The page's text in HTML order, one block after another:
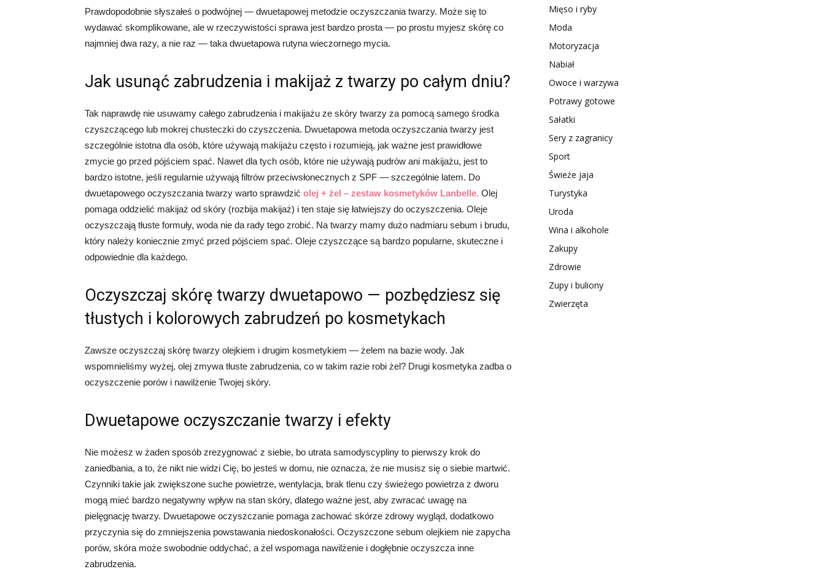
Prawdopodobnie słyszałeś o podwójnej — dwuetapowej metodzie oczyszczania twarzy. Może się to
wydawać skomplikowane, ale w rzeczywistości sprawa jest bardzo prosta — po prostu myjesz skórę co
najmniej dwa razy, a nie raz — taka dwuetapowa rutyna wieczornego mycia.
Jak usunąć zabrudzenia i makijaż z twarzy po całym dniu?
Tak naprawdę nie usuwamy całego zabrudzenia i makijażu ze skóry twarzy za pomocą samego środka
czyszczącego lub mokrej chusteczki do czyszczenia. Dwuetapowa metoda oczyszczania twarzy jest
szczególnie istotna dla osób, które używają makijażu często i rozumieją, jak ważne jest prawidłowe
zmycie go przed pójściem spać. Nawet dla tych osób, które nie używają pudrów ani makijażu, jest to
bardzo istotne, jeśli regularnie używają filtrów przeciwsłonecznych z SPF — szczególnie latem. Do
dwuetapowego oczyszczania twarzy warto sprawdzić olej + żel – zestaw kosmetyków Lanbelle. Olej
pomaga oddzielić makijaż od skóry (rozbija makijaż) i ten staje się łatwiejszy do oczyszczenia. Oleje
oczyszczają tłuste formuły, woda nie da rady tego zrobić. Na twarzy mamy dużo nadmiaru sebum i brudu,
który należy koniecznie zmyć przed pójściem spać. Oleje czyszczące są bardzo popularne, skuteczne i
odpowiednie dla każdego.
Oczyszczaj skórę twarzy dwuetapowo — pozbędziesz się
tłustych i kolorowych zabrudzeń po kosmetykach
Zawsze oczyszczaj skórę twarzy olejkiem i drugim kosmetykiem — żelem na bazie wody. Jak
wspomnieliśmy wyżej, olej zmywa tłuste zabrudzenia, co w takim razie robi żel? Drugi kosmetyka zadba o
oczyszczenie porów i nawilżenie Twojej skóry.
Dwuetapowe oczyszczanie twarzy i efekty
Nie możesz w żaden sposób zrezygnować z siebie, bo utrata samodyscypliny to pierwszy krok do
zaniedbania, a to, że nikt nie widzi Cię, bo jesteś w domu, nie oznacza, że ​​nie musisz się o siebie martwić.
Czynniki takie jak zwiększone suche powietrze, wentylacja, brak tlenu czy świeżego powietrza z dworu
mogą mieć bardzo negatywny wpływ na stan skóry, dlatego ważne jest, aby zwracać uwagę na
pielęgnację twarzy. Dwuetapowe oczyszczanie pomaga zachować skórze zdrowy wygląd, dodatkowo
przyczynia się do zmniejszenia powstawania niedoskonałości. Oczyszczone sebum olejkiem nie zapycha
porów, skóra może swobodnie oddychać, a żel wspomaga nawilżenie i dogłębnie oczyszcza inne
zabrudzenia.
Mięso i ryby
Moda
Motoryzacja
Nabiał
Owoce i warzywa
Potrawy gotowe
Sałatki
Sery z zagranicy
Sport
Świeże jaja
Turystyka
Uroda
Wina i alkohole
Zakupy
Zdrowie
Zupy i buliony
Zwierzęta